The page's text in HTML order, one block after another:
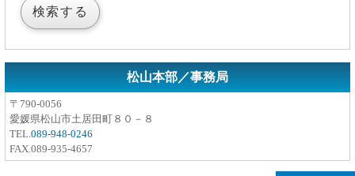
松山本部／事務局
〒790-0056
愛媛県松山市土居田町８０－８
TEL. 089-948-0246
FAX.089-935-4657